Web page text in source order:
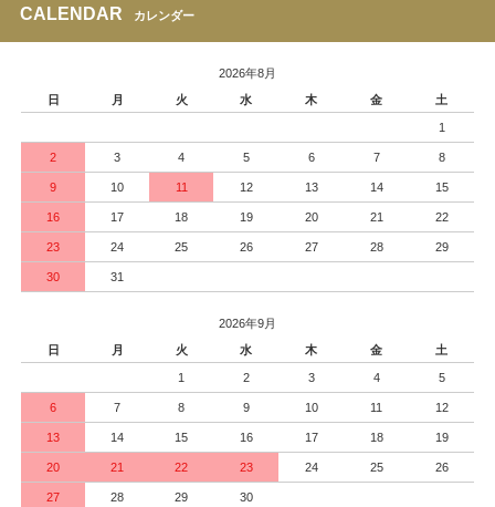
CALENDAR カレンダー
2026年8月
日
月 火 水 木 金 土
1
2 3 4 5 6 7 8
9 10 11 12 13 14 15
16 17 18 19 20 21 22
23 24 25 26 27 28 29
30 31
2026年9月
日
月 火 水 木 金 土
1 2 3 4 5
6 7 8 9 10 11 12
13 14 15 16 17 18 19
20 21 22 23 24 25 26
27 28 29 30